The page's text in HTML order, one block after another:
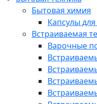
Бытовая химия
Капсулы
Встраиваемая
Варочные